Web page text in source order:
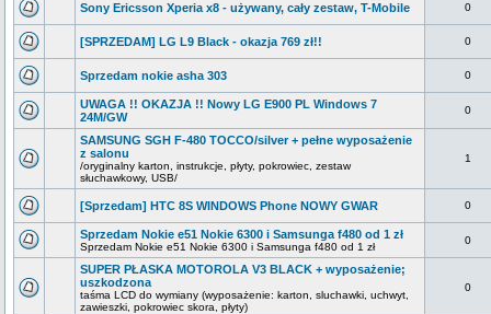
Sony Ericsson Xperia x8 - używany, cały zestaw, T-Mobile 0
[SPRZEDAM] LG L9 Black - okazja 769 zł!! 0
Sprzedam nokie asha 303 0
UWAGA !! OKAZJA !! Nowy LG E900 PL Windows 7
24M/GW
0
SAMSUNG SGH F-480 TOCCO/silver + pełne wyposażenie
z salonu
/oryginalny karton, instrukcje, płyty, pokrowiec, zestaw
słuchawkowy, USB/
1
[Sprzedam] HTC 8S WINDOWS Phone NOWY GWAR 0
Sprzedam Nokie e51 Nokie 6300 i Samsunga f480 od 1 zł
Sprzedam Nokie e51 Nokie 6300 i Samsunga f480 od 1 zł
0
SUPER PŁASKA MOTOROLA V3 BLACK + wyposażenie;
uszkodzona
taśma LCD do wymiany (wyposażenie: karton, sluchawki, uchwyt,
zawieszki, pokrowiec skora, płyty)
0